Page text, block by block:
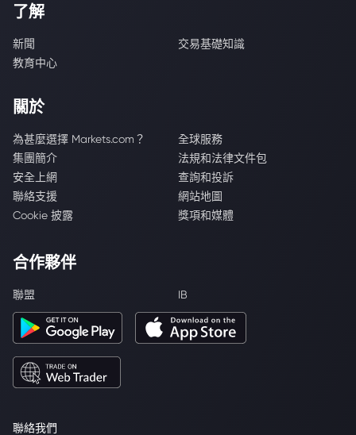
聯絡我們
了解
新聞
交易基礎知識
教育中心
關於
為甚麼選擇 Markets.com？
全球服務
集團簡介
法規和法律文件包
安全上網
查詢和投訴
聯絡支援
網站地圖
Cookie 披露
獎項和媒體
合作夥伴
聯盟 IB